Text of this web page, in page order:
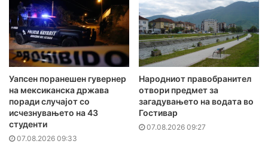
Уапсен поранешен гувернер
на мексиканска држава
поради случајот со
исчезнувањето на 43
студенти
07.08.2026 09:33
Народниот правобранител
отвори предмет за
загадувањето на водата во
Гостивар
07.08.2026 09:27